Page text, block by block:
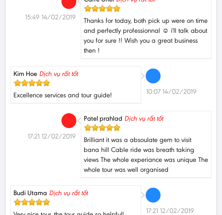
Thanks for today, both pick up were on time
and perfectly professionnal ☺️ i'll talk about
you for sure !! Wish you a great business
then !
15:49 14/02/2019
Kim Hoe Dịch vụ rất tốt
Excellence services and tour guide! 10:07 14/02/2019
Patel prahlad Dịch vụ rất tốt
Brilliant it was a absoulate gem to visit
bana hill Cable ride was breath taking
views The whole experiance was unique The
whole tour was well organised
17:21 12/02/2019
Budi Utama Dịch vụ rất tốt
17:21 12/02/2019